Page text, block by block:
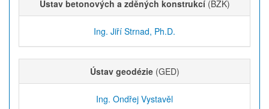
Ústav betonových a zděných konstrukcí (BZK)
Ing. Jiří Strnad, Ph.D.
Ústav geodézie (GED)
Ing. Ondřej Vystavěl